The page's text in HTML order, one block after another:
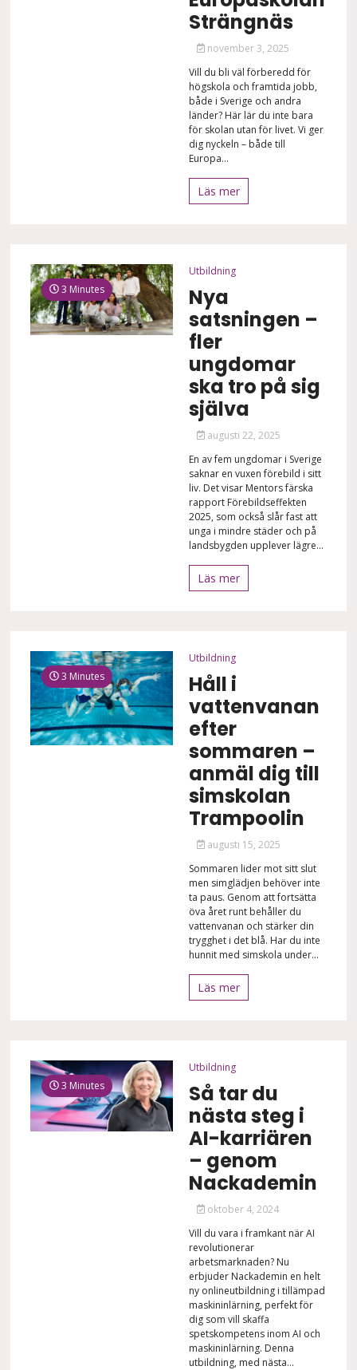
Strängnäs
november 3, 2025
Vill du bli väl förberedd för
högskola och framtida jobb,
både i Sverige och andra
länder? Här lär du inte bara
för skolan utan för livet. Vi ger
dig nyckeln – både till
Europa...
Läs mer
3 Minutes
Utbildning
Nya
satsningen –
fler
ungdomar
ska tro på sig
själva
augusti 22, 2025
En av fem ungdomar i Sverige
saknar en vuxen förebild i sitt
liv. Det visar Mentors färska
rapport Förebildseffekten
2025, som också slår fast att
unga i mindre städer och på
landsbygden upplever lägre...
Läs mer
3 Minutes
Utbildning
Håll i
vattenvanan
efter
sommaren –
anmäl dig till
simskolan
Trampoolin
augusti 15, 2025
Sommaren lider mot sitt slut
men simglädjen behöver inte
ta paus. Genom att fortsätta
öva året runt behåller du
vattenvanan och stärker din
trygghet i det blå. Har du inte
hunnit med simskola under...
Läs mer
3 Minutes
Utbildning
Så tar du
nästa steg i
AI-karriären
– genom
Nackademin
oktober 4, 2024
Vill du vara i framkant när AI
revolutionerar
arbetsmarknaden? Nu
erbjuder Nackademin en helt
ny onlineutbildning i tillämpad
maskininlärning, perfekt för
dig som vill skaffa
spetskompetens inom AI och
maskininlärning. Denna
utbildning, med nästa...